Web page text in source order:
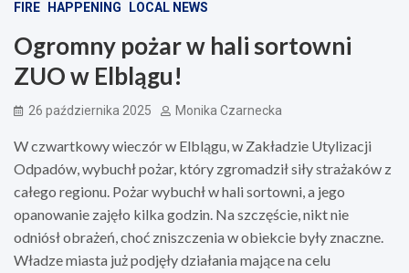
FIRE HAPPENING LOCAL NEWS
Ogromny pożar w hali sortowni
ZUO w Elblągu!
26 października 2025 Monika Czarnecka
W czwartkowy wieczór w Elblągu, w Zakładzie Utylizacji
Odpadów, wybuchł pożar, który zgromadził siły strażaków z
całego regionu. Pożar wybuchł w hali sortowni, a jego
opanowanie zajęło kilka godzin. Na szczęście, nikt nie
odniósł obrażeń, choć zniszczenia w obiekcie były znaczne.
Władze miasta już podjęły działania mające na celu